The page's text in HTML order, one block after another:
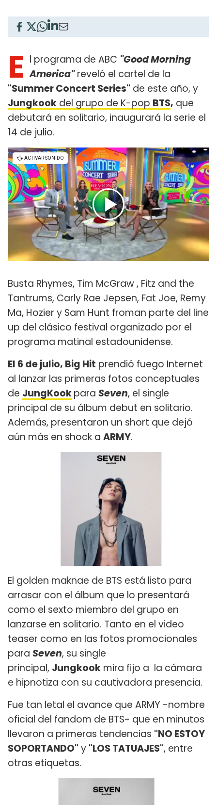
E l programa de ABC "Good Morning
America"reveló el cartel de la
"Summer Concert Series" de este año, y
Jungkook del grupo de K-pop BTS, que
debutará en solitario, inaugurará la serie el
14 de julio.
Busta Rhymes, Tim McGraw , Fitz and the
Tantrums, Carly Rae Jepsen, Fat Joe, Remy
Ma, Hozier y Sam Hunt froman parte del line
up del clásico festival organizado por el
programa matinal estadounidense.
El 6 de julio, Big Hit prendió fuego Internet
al lanzar las primeras fotos conceptuales
de JungKookpara Seven, el single
principal de su álbum debut en solitario.
Además, presentaron un short que dejó
aún más en shock a ARMY.
El golden maknae de BTS está listo para
arrasar con el álbum que lo presentará
como el sexto miembro del grupo en
lanzarse en solitario. Tanto en el video
teaser como en las fotos promocionales
para Seven, su single
principal, Jungkook mira fijo a la cámara
e hipnotiza con su cautivadora presencia.
Fue tan letal el avance que ARMY -nombre
oficial del fandom de BTS- que en minutos
llevaron a primeras tendencias "NO ESTOY
SOPORTANDO" y "LOS TATUAJES", entre
otras etiquetas.